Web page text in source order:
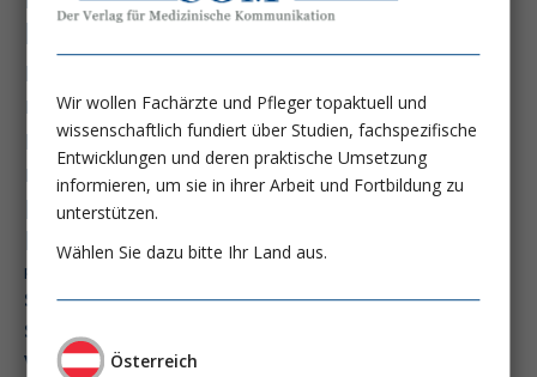
leberzirrhose
masld
multiples myelom nasogastrale sonde
nephro-news nephrologie
niereninsuffizienz nutrition
peg-implantationstechniken
perioperative nierenschädigung
pisces-studie
präzisionstherapie
schluckstörung semaglutid sepsis
septischer schock
vasopressortherapie
Wir wollen Fachärzte und Pfleger topaktuell und
wissenschaftlich fundiert über Studien, fachspezifische
Entwicklungen und deren praktische Umsetzung
informieren, um sie in ihrer Arbeit und Fortbildung zu
unterstützen.
Wählen Sie dazu bitte Ihr Land aus.
Österreich